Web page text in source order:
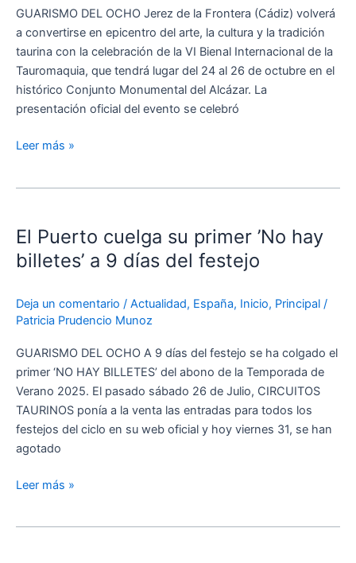
GUARISMO DEL OCHO Jerez de la Frontera (Cádiz) volverá
a convertirse en epicentro del arte, la cultura y la tradición
taurina con la celebración de la VI Bienal Internacional de la
Tauromaquia, que tendrá lugar del 24 al 26 de octubre en el
histórico Conjunto Monumental del Alcázar. La
presentación oficial del evento se celebró
Tauromaquia
del
24
al
26
de
en
Alcázar
Leer más »
El Puerto cuelga su primer ’No hay
billetes’ a 9 días del festejo
Deja un comentario / Actualidad, España, Inicio, Principal /
Patricia Prudencio Munoz
GUARISMO DEL OCHO A 9 días del festejo se ha colgado el
primer ‘NO HAY BILLETES’ del abono de la Temporada de
Verano 2025. El pasado sábado 26 de Julio, CIRCUITOS
TAURINOS ponía a la venta las entradas para todos los
festejos del ciclo en su web oficial y hoy viernes 31, se han
agotado
cuelga
su
hay
a
9
días
del
festejo
Leer más »